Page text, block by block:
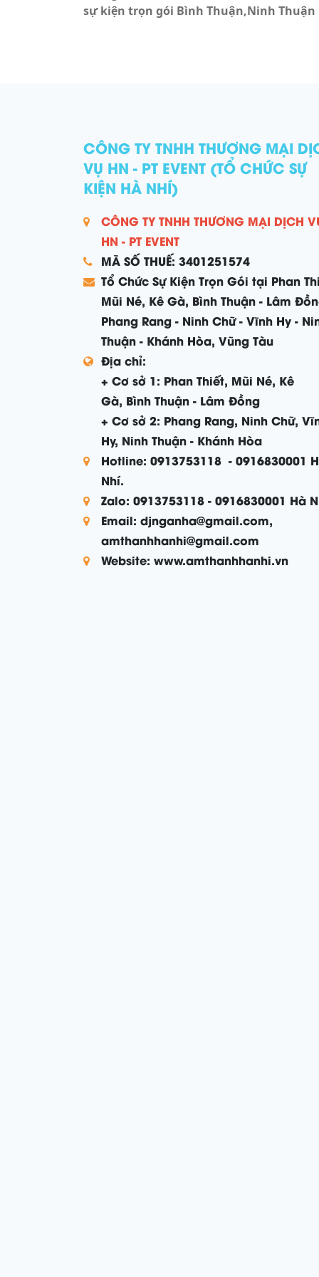
sự kiện trọn gói Bình Thuận,Ninh Thuận
CÔNG TY TNHH THƯƠNG MẠI
VỤ HN - PT EVENT (TỔ CHỨC SỰ
KIỆN HÀ NHÍ)
CÔNG TY TNHH THƯƠNG MẠI DỊCH
HN - PT EVENT
MÃ SỐ THUẾ: 3401251574
Tổ Chức Sự Kiện Trọn Gói tại Phan
Mũi Né, Kê Gà, Bình Thuận - Lâm
Phang Rang - Ninh Chữ - Vĩnh Hy -
Thuận - Khánh Hòa, Vũng Tàu
Địa chỉ:
+ Cơ sở 1: Phan Thiết, Mũi Né, Kê
Gà, Bình Thuận - Lâm Đồng
+ Cơ sở 2: Phang Rang, Ninh Chữ,
Hy, Ninh Thuận - Khánh Hòa
Hotline: 0913753118 - 0916830001
Nhí.
Zalo: 0913753118 - 0916830001 Hà
Email: djnganha@gmail.com,
amthanhhanhi@gmail.com
Website: www.amthanhhanhi.vn